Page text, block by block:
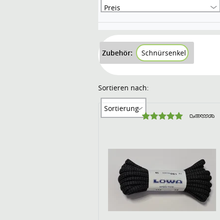
Preis
Zubehör: Schnürsenkel
Sortieren nach:
Sortierung